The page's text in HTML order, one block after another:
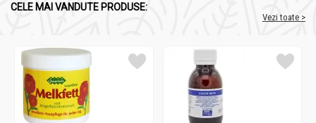
CELE MAI VANDUTE PRODUSE:
Vezi toate >